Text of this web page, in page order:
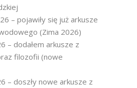
– pojawiły się już arkusze
(Zima 2026)
– dodałem arkusze z
filozofii (nowe
– doszły nowe arkusze z